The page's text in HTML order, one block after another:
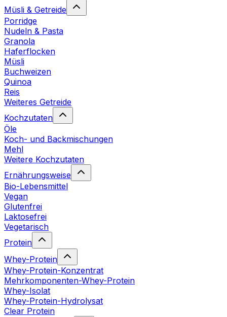
Müsli & Getreide
Porridge
Nudeln & Pasta
Granola
Haferflocken
Müsli
Buchweizen
Quinoa
Reis
Weiteres Getreide
Kochzutaten
Öle
Koch- und Backmischungen
Mehl
Weitere Kochzutaten
Ernährungsweise
Bio-Lebensmittel
Vegan
Glutenfrei
Laktosefrei
Vegetarisch
Protein
Whey-Protein
Whey-Protein-Konzentrat
Mehrkomponenten-Whey-Protein
Whey-Isolat
Whey-Protein-Hydrolysat
Clear Protein